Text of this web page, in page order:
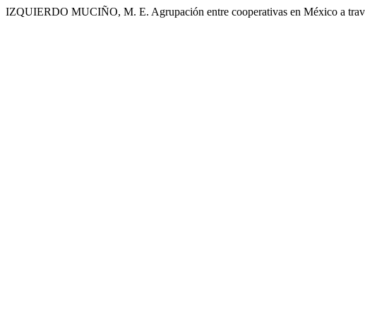
IZQUIERDO MUCIÑO, M. E. Agrupación entre cooperativas en México a